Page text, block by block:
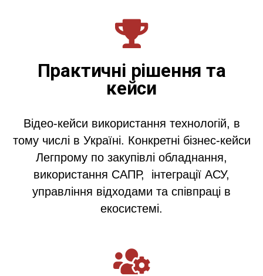
Практичні рішення та
кейси
Відео-кейси використання технологій, в
тому числі в Україні. Конкретні бізнес-кейси
Легпрому по закупівлі обладнання,
використання САПР, інтеграції АСУ,
управління відходами та співпраці в
екосистемі.